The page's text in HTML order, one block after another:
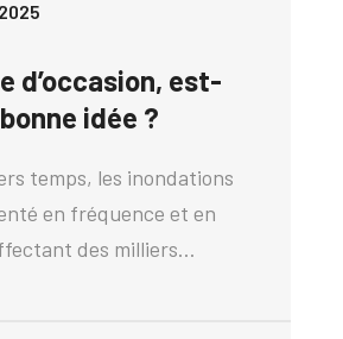
d’occasion, est-
idée ?
temps, les inondations
en fréquence et en
des milliers…